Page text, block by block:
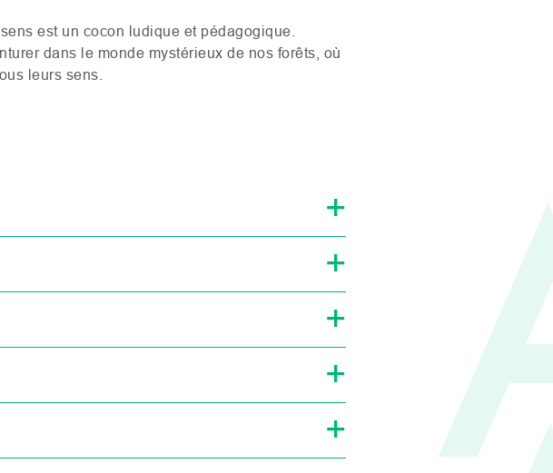
est un cocon ludique et pédagogique.
dans le monde mystérieux de nos forêts, où
leurs sens.